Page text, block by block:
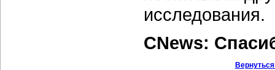
исследования.
CNews: